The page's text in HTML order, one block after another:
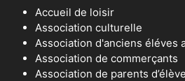
Accueil de loisir
Association culturelle
Association d'anciens éléves
Association de commerçants
Association de parents